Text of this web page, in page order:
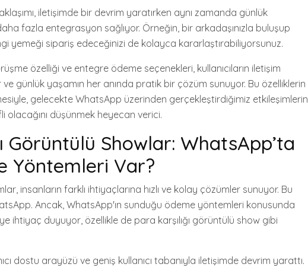
iletişimde bir devrim yaratırken aynı zamanda günlük
fazla entegrasyon sağlıyor. Örneğin, bir arkadaşınızla buluşup
yemeği sipariş edeceğinizi de kolayca kararlaştırabiliyorsunuz.
özelliği ve entegre ödeme seçenekleri, kullanıcıların iletişim
günlük yaşamın her anında pratik bir çözüm sunuyor. Bu özelliklerin
gelecekte WhatsApp üzerinden gerçekleştirdiğimiz etkileşimlerin
düşünmek heyecan verici.
Görüntülü Showlar: WhatsApp’ta
Yöntemleri Var?
insanların farklı ihtiyaçlarına hızlı ve kolay çözümler sunuyor. Bu
Ancak, WhatsApp'ın sunduğu ödeme yöntemleri konusunda
ihtiyaç duyuyor, özellikle de para karşılığı görüntülü show gibi
dostu arayüzü ve geniş kullanıcı tabanıyla iletişimde devrim yarattı.